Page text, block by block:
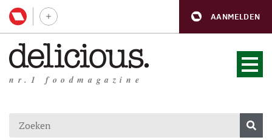
AANMELDEN
nr.1 foodmagazine